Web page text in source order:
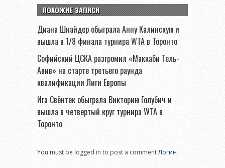
ПОХОЖИЕ ЗАПИСИ
Диана Шнайдер обыграла Анну Калинскую и
вышла в 1/8 финала турнира WTA в Торонто
Софийский ЦСКА разгромил «Маккаби Тель-
Авив» на старте третьего раунда
квалификации Лиги Европы
Ига Свёнтек обыграла Викторию Голубич и
вышла в четвертый круг турнира WTA в
Торонто
You must be logged in to post a commentЛогин